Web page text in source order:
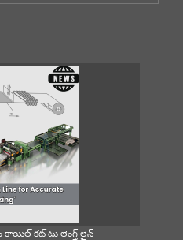
కాయిల్ కట్ టు లెంగ్త్ లైన్